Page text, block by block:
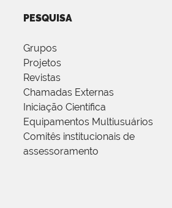
PESQUISA
Grupos
Projetos
Revistas
Chamadas Externas
Iniciação Científica
Equipamentos Multiusuários
Comitês institucionais de
assessoramento